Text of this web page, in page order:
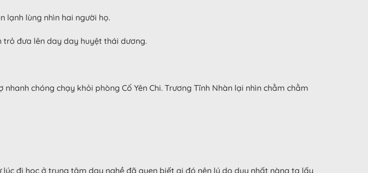
lạnh lùng nhìn hai người họ.
trỏ đưa lên day day huyệt thái dương.
chóng chạy khỏi phòng Cố Yên Chi. Trương Tĩnh Nhàn lại nhìn chằm chằm
lúc đi học ở trung tâm dạy nghề đã quen biết ai đó nên lý do duy nhất nàng ta lấy